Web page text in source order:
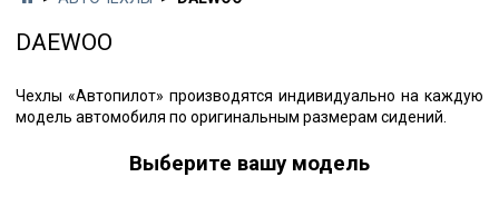
DAEWOO
Чехлы «Автопилот» производятся индивидуально на каждую
модель автомобиля по оригинальным размерам сидений.
Выберите вашу модель